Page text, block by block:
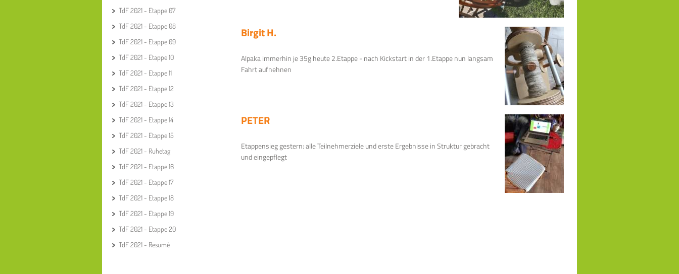
TdF 2021 - Etappe 07
TdF 2021 - Etappe 08
TdF 2021 - Etappe 09
TdF 2021 - Etappe 10
TdF 2021 - Etappe 11
TdF 2021 - Etappe 12
TdF 2021 - Etappe 13
TdF 2021 - Etappe 14
TdF 2021 - Etappe 15
TdF 2021 - Ruhetag
TdF 2021 - Etappe 16
TdF 2021 - Etappe 17
TdF 2021 - Etappe 18
TdF 2021 - Etappe 19
TdF 2021 - Etappe 20
TdF 2021 - Resumè
Birgit H.
Alpaka immerhin je 35g heute 2.Etappe - nach Kickstart in der 1.Etappe nun langsam
Fahrt aufnehnen
PETER
Etappensieg gestern: alle Teilnehmerziele und erste Ergebnisse in Struktur gebracht
und eingepflegt